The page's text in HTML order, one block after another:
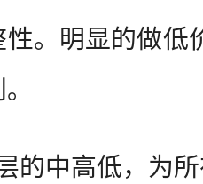
性。明显的做低
的中高低，为